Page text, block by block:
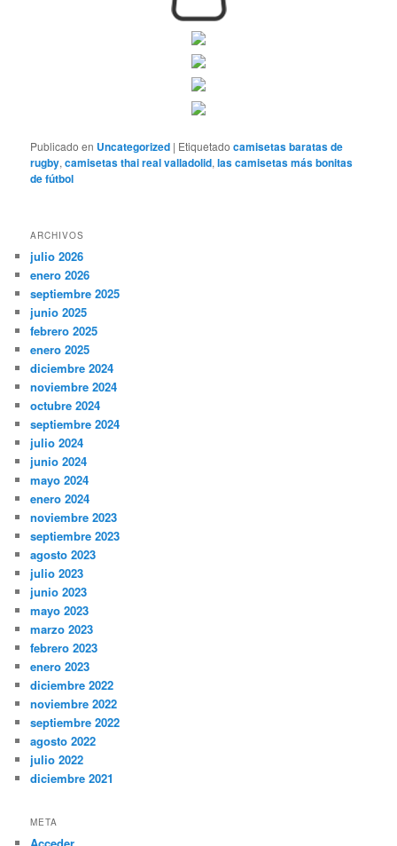
Publicado en Uncategorized | Etiquetado camisetas baratas de
rugby,camisetas thai real valladolid,las camisetas más bonitas
de fútbol
ARCHIVOS
julio 2026
enero 2026
septiembre 2025
junio 2025
febrero 2025
enero 2025
diciembre 2024
noviembre 2024
octubre 2024
septiembre 2024
julio 2024
junio 2024
mayo 2024
enero 2024
noviembre 2023
septiembre 2023
agosto 2023
julio 2023
junio 2023
mayo 2023
marzo 2023
febrero 2023
enero 2023
diciembre 2022
noviembre 2022
septiembre 2022
agosto 2022
julio 2022
diciembre 2021
META